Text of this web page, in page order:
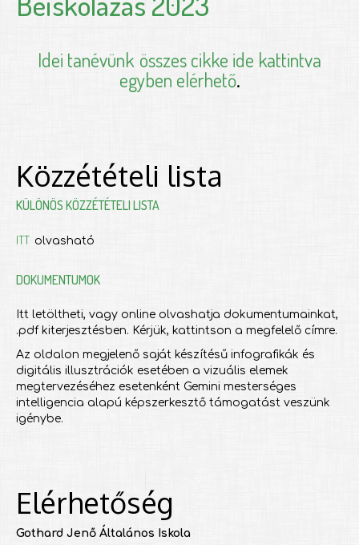
Idei tanévünk összes cikke ide kattintva
egyben elérhető.
Közzétételi lista
KÜLÖNÖS KÖZZÉTÉTELI LISTA
ITT olvasható
DOKUMENTUMOK
Itt letöltheti, vagy online olvashatja dokumentumainkat,
.pdf kiterjesztésben. Kérjük, kattintson a megfelelő címre.
Az oldalon megjelenő saját készítésű infografikák és
digitális illusztrációk esetében a vizuális elemek
megtervezéséhez esetenként Gemini mesterséges
intelligencia alapú képszerkesztő támogatást veszünk
igénybe.
Elérhetőség
Gothard Jenő Általános Iskola